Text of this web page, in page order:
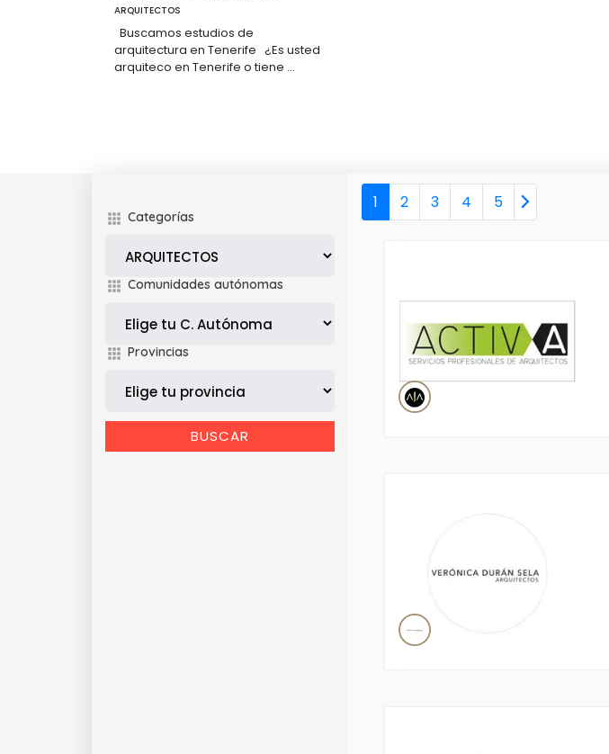
ARQUITECTOS
Buscamos estudios de
arquitectura en Tenerife ¿Es usted
arquiteco en Tenerife o tiene ...
Categorías
Comunidades autónomas
Provincias
BUSCAR
1 2 3 4 5